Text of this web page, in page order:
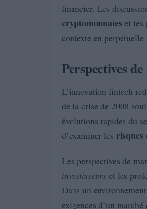
financier. Les
cryptomonnaies et les
contexte en perpétuelle
Perspectives
L’innovation fintech
de la crise de 2008
évolutions rapides du
d’examiner les risques
Les perspectives de
investisseurs et les
Dans un
exigences d’un